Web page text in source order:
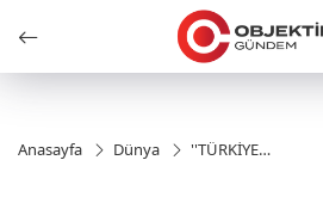
Anasayfa Dünya
''TÜRKİYE